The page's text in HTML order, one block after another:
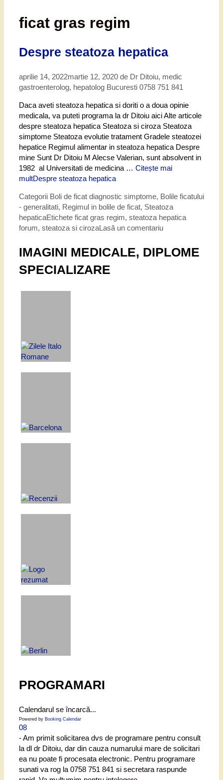
ficat gras regim
Despre steatoza hepatica
aprilie 14, 2022martie 12, 2020 de Dr Ditoiu, medic
gastroenterolog, hepatolog Bucuresti 0758 751 841
Daca aveti steatoza hepatica si doriti o a doua opinie
medicala, va puteti programa la dr Ditoiu aici Alte articole
despre steatoza hepatica Steatoza si ciroza Steatoza
simptome Steatoza evolutie tratament Gradele steatozei
hepatice Regimul alimentar in steatoza hepatica Despre
mine Sunt Dr Ditoiu M Alecse Valerian, sunt absolvent in
1982 al Universitati de medicina … Citește mai
multDespre steatoza hepatica
Categorii Boli de ficat diagnostic simptome, Bolile ficatului
- generalitati, Regimul in bolile de ficat, Steatoza
hepaticaEtichete ficat gras regim, steatoza hepatica
forum, steatoza si cirozaLasă un comentariu
IMAGINI MEDICALE, DIPLOME
SPECIALIZARE
PROGRAMARI
Calendarul se încarcă...
Powered by Booking Calendar
08
- Am primit solicitarea dvs de programare pentru consult
la dl dr Ditoiu, dar din cauza numarului mare de solicitari
ea nu poate fi procesata electronic. Pentru programare
sunati va rog la 0758 751 841 si secretara raspunde